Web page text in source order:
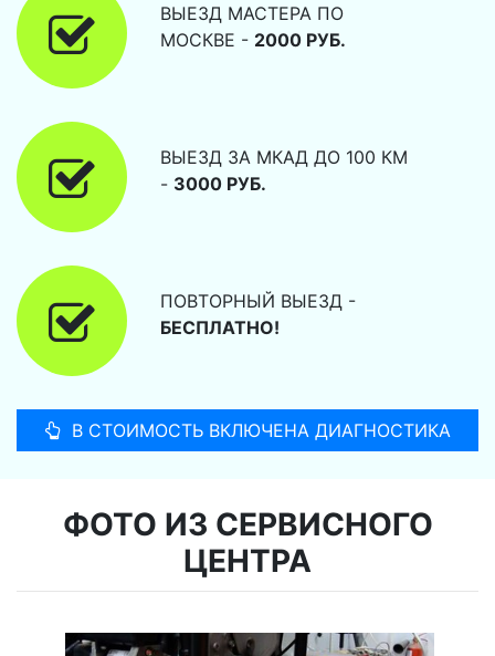
ВЫЕЗД МАСТЕРА ПО
МОСКВЕ - 2000 РУБ.
ВЫЕЗД ЗА МКАД ДО 100 КМ
- 3000 РУБ.
ПОВТОРНЫЙ ВЫЕЗД -
БЕСПЛАТНО!
В СТОИМОСТЬ ВКЛЮЧЕНА ДИАГНОСТИКА
ФОТО ИЗ СЕРВИСНОГО
ЦЕНТРА